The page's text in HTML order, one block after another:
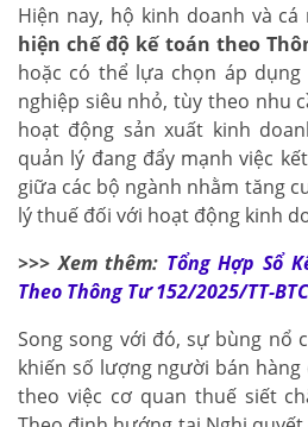
Hiện nay, hộ kinh doanh và
hiện chế độ kế toán theo
hoặc có thể lựa chọn áp
nghiệp siêu nhỏ, tùy theo nhu
hoạt động sản xuất kinh
quản lý đang đẩy mạnh việc
giữa các bộ ngành nhằm tăng
lý thuế đối với hoạt động kinh
>>> Xem thêm: Tổng Hợp Sổ
Theo Thông Tư 152/2025/TT-BTC
Song song với đó, sự bùng nổ
khiến số lượng người bán
theo việc cơ quan thuế siết